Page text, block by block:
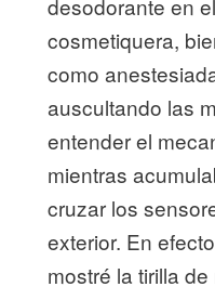
desodorante en
cosmetiquera,
como
auscultando las
entender el
mientras
cruzar los
exterior. En
mostré la tirilla